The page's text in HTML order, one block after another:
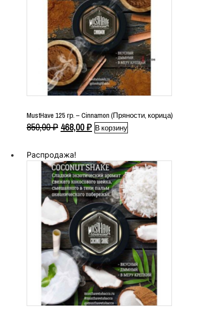
MustHave 125 гр. – Cinnamon (Пряности, корица)
850,00₽ Первоначальная
составляла
850,00 ₽.
468,00₽Текущая
В корзину
Распродажа!